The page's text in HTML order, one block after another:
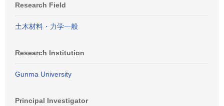
Research Field
土木材料・力学一般
Research Institution
Gunma University
Principal Investigator